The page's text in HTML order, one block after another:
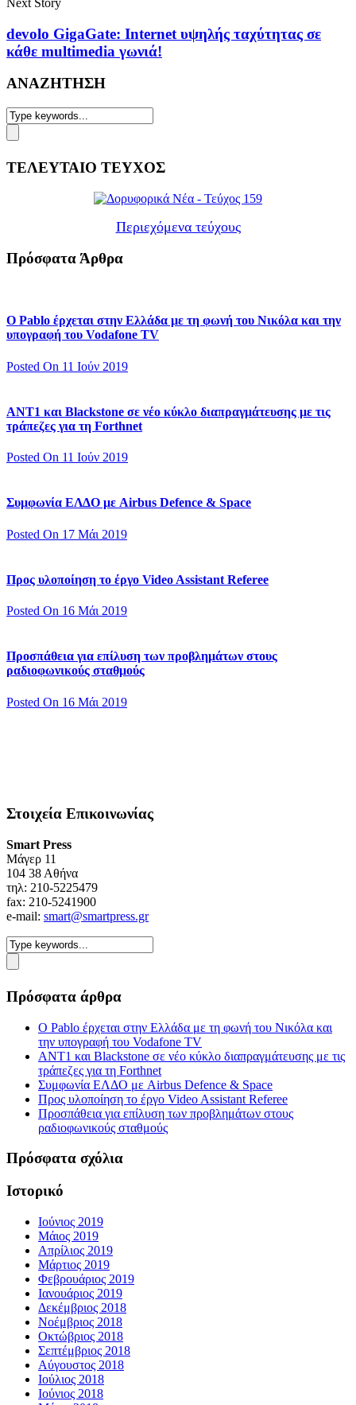
Next Story
devolo GigaGate: Internet υψηλής ταχύτητας σε
κάθε multimedia γωνιά!
ΑΝΑΖΗΤΗΣΗ
ΤΕΛΕΥΤΑΙΟ ΤΕΥΧΟΣ
Περιεχόμενα τεύχους
Πρόσφατα Άρθρα
Ο Pablo έρχεται στην Ελλάδα με τη φωνή του Νικόλα και την
υπογραφή του Vodafone TV
Posted On 11 Ιούν 2019
ΑΝΤ1 και Blackstone σε νέο κύκλο διαπραγμάτευσης με τις
τράπεζες για τη Forthnet
Posted On 11 Ιούν 2019
Συμφωνία ΕΛΔΟ με Airbus Defence & Space
Posted On 17 Μάι 2019
Προς υλοποίηση το έργο Video Assistant Referee
Posted On 16 Μάι 2019
Προσπάθεια για επίλυση των προβλημάτων στους
ραδιοφωνικούς σταθμούς
Posted On 16 Μάι 2019
Στοιχεία Επικοινωνίας
Smart Press
Mάγερ 11
104 38 Αθήνα
τηλ: 210-5225479
fax: 210-5241900
e-mail: smart@smartpress.gr
Πρόσφατα άρθρα
Ο Pablo έρχεται στην Ελλάδα με τη φωνή του Νικόλα και
την υπογραφή του Vodafone TV
ΑΝΤ1 και Blackstone σε νέο κύκλο διαπραγμάτευσης με τις
τράπεζες για τη Forthnet
Συμφωνία ΕΛΔΟ με Airbus Defence & Space
Προς υλοποίηση το έργο Video Assistant Referee
Προσπάθεια για επίλυση των προβλημάτων στους
ραδιοφωνικούς σταθμούς
Πρόσφατα σχόλια
Ιστορικό
Ιούνιος 2019
Μάιος 2019
Απρίλιος 2019
Μάρτιος 2019
Φεβρουάριος 2019
Ιανουάριος 2019
Δεκέμβριος 2018
Νοέμβριος 2018
Οκτώβριος 2018
Σεπτέμβριος 2018
Αύγουστος 2018
Ιούλιος 2018
Ιούνιος 2018